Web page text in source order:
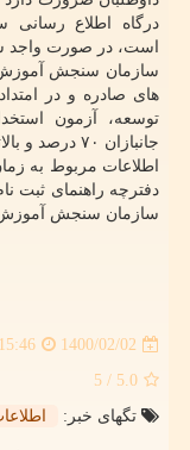
درگاه اطلاع
است، در صورت واجد
سازمان سنجش آموزش
توسعه، آزمون
جانبازان ۷۰ درصد و بالاتر در دستگاهها اجرائی برگزار می شود.
اطلاعات مربوط به
دفترچه راهنمای ثبت
سازمان سنجش
1400/02/02
5.0
/ 5
تگهای خبر: